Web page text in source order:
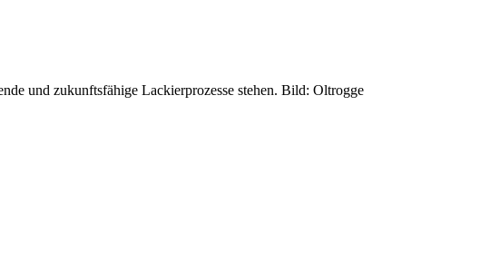
und zukunftsfähige Lackierprozesse stehen. Bild: Oltrogge